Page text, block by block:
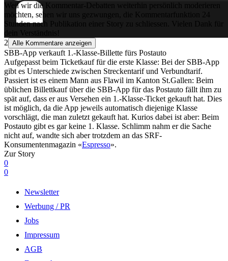
Weil wir die Kommentar-Debatten weiterhin persönlich moderieren
möchten, sehen wir uns gezwungen, die Kommentarfunktion 24
Stunden nach Publikation einer Story zu schliessen. Vielen Dank für
dein Verständnis!
2 Alle Kommentare anzeigen
SBB-App verkauft 1.-Klasse-Billette fürs Postauto
Aufgepasst beim Ticketkauf für die erste Klasse: Bei der SBB-App
gibt es Unterschiede zwischen Streckentarif und Verbundtarif.
Passiert ist es einem Mann aus Flawil im Kanton St.Gallen: Beim
üblichen Billettkauf über die SBB-App für das Postauto fällt ihm zu
spät auf, dass er aus Versehen ein 1.-Klasse-Ticket gekauft hat. Dies
ist möglich, da die App jeweils automatisch diejenige Klasse
vorschlägt, die man zuletzt gekauft hat. Kurios dabei ist aber: Beim
Postauto gibt es gar keine 1. Klasse. Schlimm nahm er die Sache
nicht auf, wandte sich aber trotzdem an das SRF-
Konsumentenmagazin «Espresso».
Zur Story
0
0
Newsletter
Werbung / PR
Jobs
Impressum
AGB